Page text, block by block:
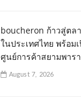
boucheron ก้าวสู่ตล
ในประเทศไทย พร้อ
ศูนย์การค้าสยามพาร
August 7, 2026